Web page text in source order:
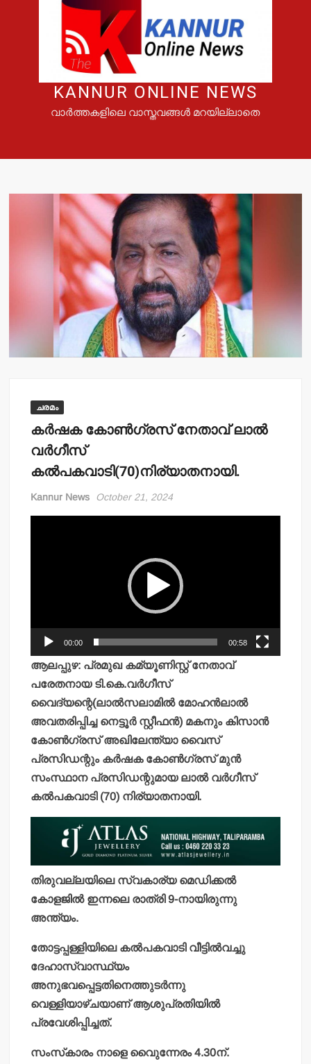
KANNUR ONLINE NEWS
വാർത്തകളിലെ വാസ്തവങ്ങൾ മറയില്ലാതെ
ചരമം
കര്‍ഷക കോണ്‍ഗ്രസ് നേതാവ് ലാല്‍
വര്‍ഗീസ്
കല്‍പകവാടി(70)നിര്യാതനായി.
Kannur News October 21, 2024
00:00 00:58
ആലപ്പുഴ: പ്രമുഖ കമ്യൂണിസ്റ്റ് നേതാവ്
പരേതനായ ടി.കെ.വര്‍ഗീസ്
വൈദ്യന്റെ(ലാല്‍സലാമില്‍ മോഹന്‍ലാല്‍
അവതരിപ്പിച്ച നെട്ടൂര്‍ സ്റ്റീഫന്‍) മകനും കിസാന്‍
കോണ്‍ഗ്രസ് അഖിലേന്ത്യാ വൈസ്
പ്രസിഡന്റും കര്‍ഷക കോണ്‍ഗ്രസ് മുന്‍
സംസ്ഥാന പ്രസിഡന്റുമായ ലാല്‍ വര്‍ഗീസ്
കല്‍പകവാടി (70) നിര്യാതനായി.
തിരുവല്ലയിലെ സ്വകാര്യ മെഡിക്കല്‍
കോളജില്‍ ഇന്നലെ രാത്രി 9-നായിരുന്നു
അന്ത്യം.
തോട്ടപ്പള്ളിയിലെ കല്‍പകവാടി വീട്ടില്‍വച്ചു
ദേഹാസ്വാസ്ഥ്യം
അനുഭവപ്പെട്ടതിനെത്തുടര്‍ന്നു
വെള്ളിയാഴ്ചയാണ് ആശുപ്രതിയില്‍
പ്രവേശിപ്പിച്ചത്.
സംസ്‌കാരം നാളെ വൈുന്നേരം 4.30ന്.